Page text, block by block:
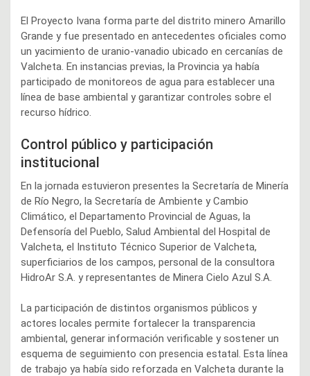
El Proyecto Ivana forma parte del distrito minero Amarillo
Grande y fue presentado en antecedentes oficiales como
un yacimiento de uranio-vanadio ubicado en cercanías de
Valcheta. En instancias previas, la Provincia ya había
participado de monitoreos de agua para establecer una
línea de base ambiental y garantizar controles sobre el
recurso hídrico.
Control público y participación
institucional
En la jornada estuvieron presentes la Secretaría de Minería
de Río Negro, la Secretaría de Ambiente y Cambio
Climático, el Departamento Provincial de Aguas, la
Defensoría del Pueblo, Salud Ambiental del Hospital de
Valcheta, el Instituto Técnico Superior de Valcheta,
superficiarios de los campos, personal de la consultora
HidroAr S.A. y representantes de Minera Cielo Azul S.A.
La participación de distintos organismos públicos y
actores locales permite fortalecer la transparencia
ambiental, generar información verificable y sostener un
esquema de seguimiento con presencia estatal. Esta línea
de trabajo ya había sido reforzada en Valcheta durante la